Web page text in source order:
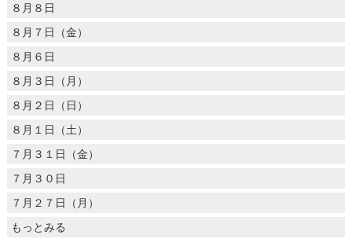
８月８日
８月７日（金）
８月６日
８月３日（月）
８月２日（日）
８月１日（土）
７月３１日（金）
７月３０日
７月２７日（月）
もっとみる